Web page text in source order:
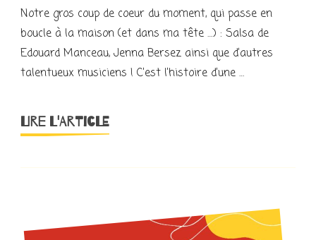
Notre gros coup de coeur du moment, qui passe en
boucle à la maison (et dans ma tête …) : Salsa de
Edouard Manceau, Jenna Bersez ainsi que d’autres
talentueux musiciens ! C’est l’histoire d’une …
LIRE L'ARTICLE